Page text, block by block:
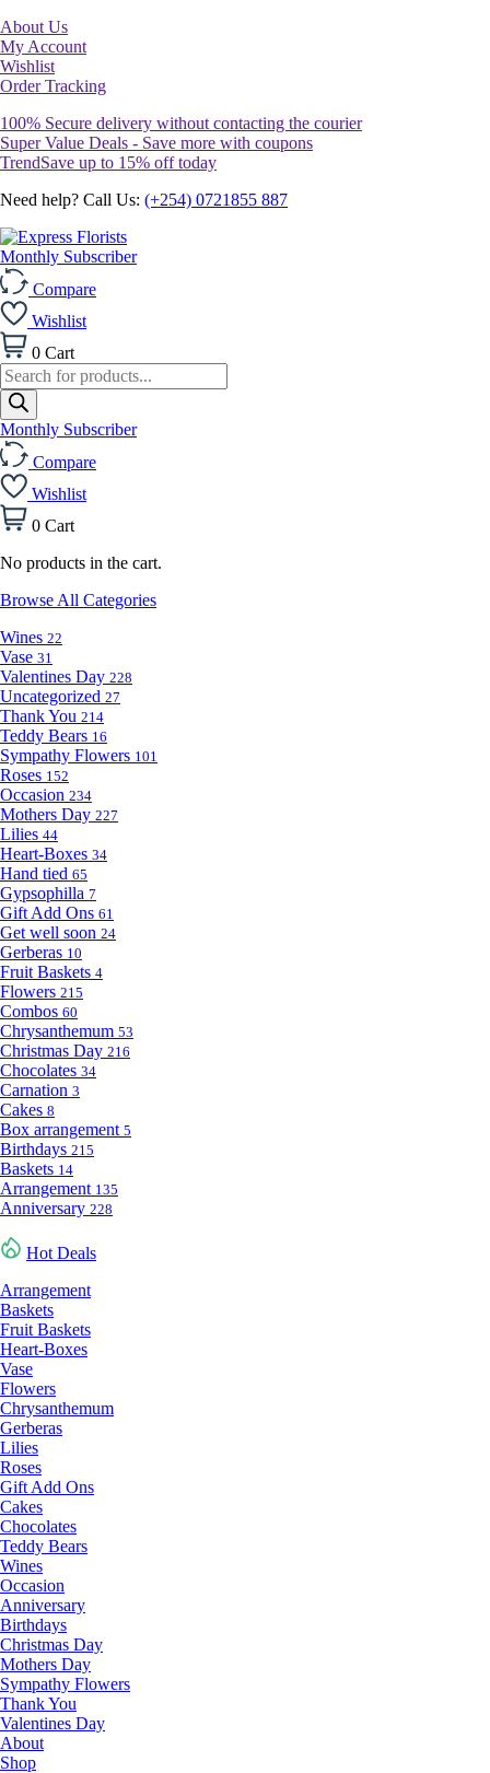
About Us
My Account
Wishlist
Order Tracking
100% Secure delivery without contacting the courier
Super Value Deals - Save more with coupons
TrendSave up to 15% off today
Need help? Call Us: (+254) 0721855 887
Monthly Subscriber
Compare
Wishlist
0 Cart
Products
search
Monthly Subscriber
Compare
Wishlist
0 Cart
No products in the cart.
Browse All Categories
Wines 22
Vase 31
Valentines Day 228
Uncategorized 27
Thank You 214
Teddy Bears 16
Sympathy Flowers 101
Roses 152
Occasion 234
Mothers Day 227
Lilies 44
Heart-Boxes 34
Hand tied 65
Gypsophilla 7
Gift Add Ons 61
Get well soon 24
Gerberas 10
Fruit Baskets 4
Flowers 215
Combos 60
Chrysanthemum 53
Christmas Day 216
Chocolates 34
Carnation 3
Cakes 8
Box arrangement 5
Birthdays 215
Baskets 14
Arrangement 135
Anniversary 228
Hot Deals
Arrangement
Baskets
Fruit Baskets
Heart-Boxes
Vase
Flowers
Chrysanthemum
Gerberas
Lilies
Roses
Gift Add Ons
Cakes
Chocolates
Teddy Bears
Wines
Occasion
Anniversary
Birthdays
Christmas Day
Mothers Day
Sympathy Flowers
Thank You
Valentines Day
About
Shop